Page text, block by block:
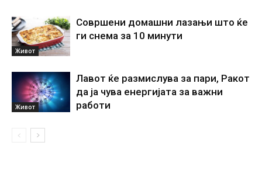
Живот
Совршени домашни лазањи што ќе
ги снема за 10 минути
Живот
Лавот ќе размислува за пари, Ракот
да ја чува енергијата за важни
работи